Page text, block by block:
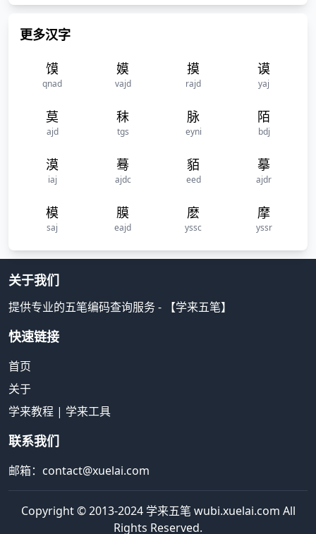
更多汉字
馍
qnad
嫫
vajd
摸
rajd
谟
yaj
莫
ajd
秣
tgs
脉
eyni
陌
bdj
漠
iaj
蓦
ajdc
貊
eed
摹
ajdr
模
saj
膜
eajd
麽
yssc
摩
yssr
关于我们
提供专业的五笔编码查询服务 - 【学来五笔】
快速链接
首页
关于
学来教程 | 学来工具
联系我们
邮箱：contact@xuelai.com
Copyright © 2013-2024 学来五笔 wubi.xuelai.com All
Rights Reserved.